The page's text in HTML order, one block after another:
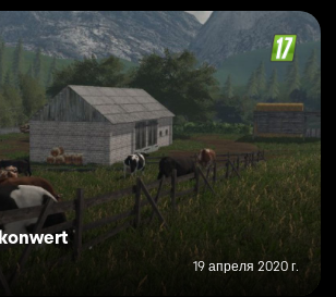
19 апреля 2020 г.